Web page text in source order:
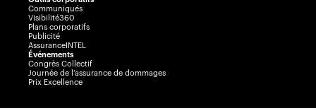
Communiqués
Visibilité360
Plans corporatifs
Publicité
AssuranceINTEL
Événements
Congrès Collectif
Journée de l’assurance de dommages
Prix Excellence